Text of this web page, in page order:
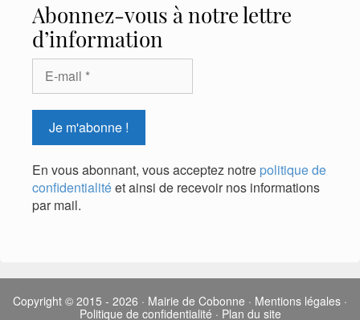
Abonnez-vous à notre lettre
d’information
En vous abonnant, vous acceptez notre politique de
confidentialitéet ainsi de recevoir nos informations
par mail.
Copyright © 2015 - 2026 · Mairie de Cobonne · Mentions légales ·
Politique de confidentialité · Plan du site